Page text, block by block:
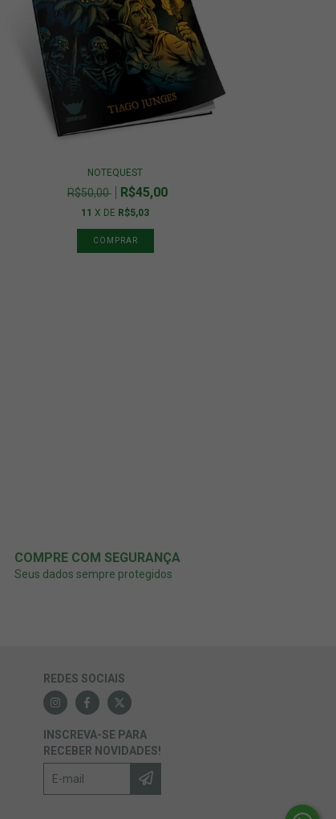
NOTEQUEST
R$50,00 R$45,00
11 X DE R$5,03
COMPRE COM SEGURANÇA
Seus dados sempre protegidos
REDES SOCIAIS
INSCREVA-SE PARA
RECEBER NOVIDADES!